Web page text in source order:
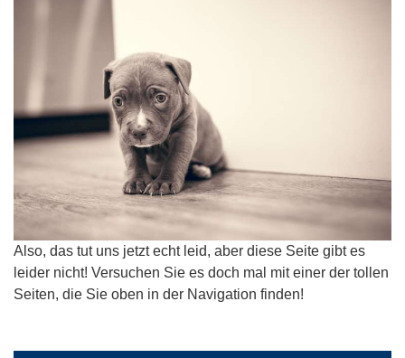
Also, das tut uns jetzt echt leid, aber diese Seite gibt es
leider nicht! Versuchen Sie es doch mal mit einer der tollen
Seiten, die Sie oben in der Navigation finden!